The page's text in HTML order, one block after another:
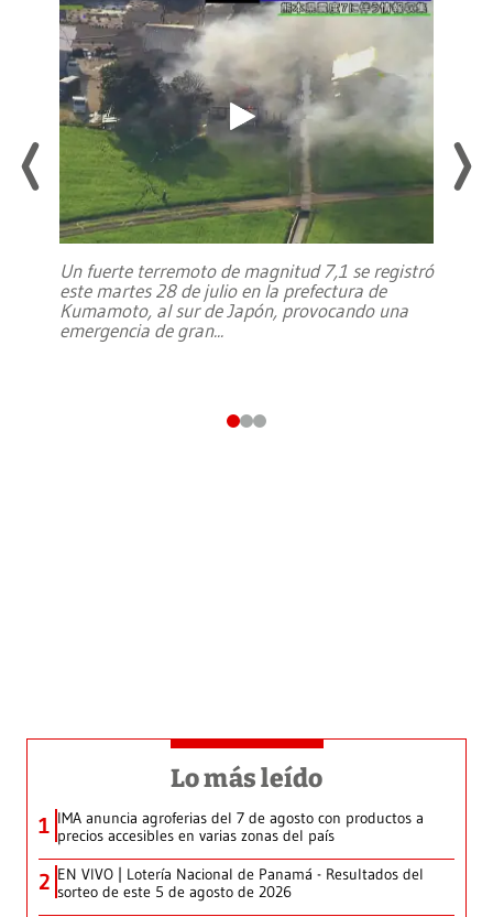
Un fuerte terremoto de magnitud 7,1 se registró
este martes 28 de julio en la prefectura de
Kumamoto, al sur de Japón, provocando una
emergencia de gran...
Lo más leído
1 IMA anuncia agroferias del 7 de agosto con productos a
precios accesibles en varias zonas del país
2 EN VIVO | Lotería Nacional de Panamá - Resultados del
sorteo de este 5 de agosto de 2026